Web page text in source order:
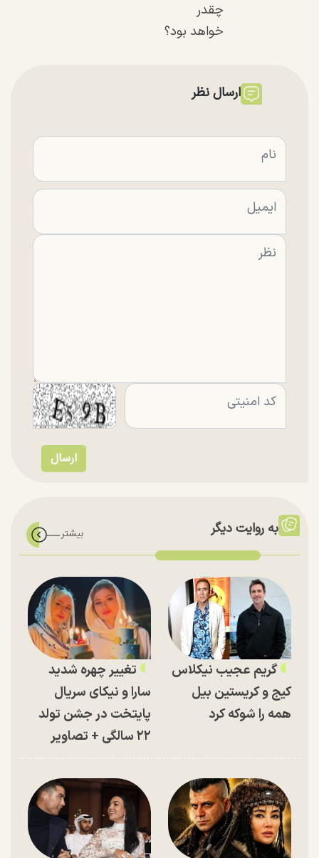
چقدر
خواهد بود؟
ارسال نظر
به روایت دیگر
گریم عجیب نیکلاس
کیج و کریستین بیل
همه را شوکه کرد
تغییر چهره شدید
سارا و نیکای سریال
پایتخت در جشن تولد
۲۲ سالگی + تصاویر